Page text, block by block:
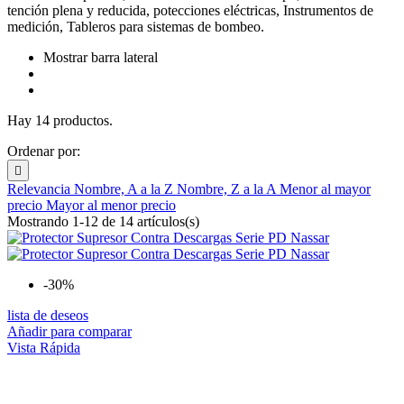
tención plena y reducida, potecciones eléctricas, Instrumentos de
medición, Tableros para sistemas de bombeo.
Mostrar barra lateral
Hay 14 productos.
Ordenar por:

Relevancia Nombre, A a la Z Nombre, Z a la AMenor al mayor
precio Mayor al menor precio
Mostrando 1-12 de 14 artículos(s)
-30%
lista de deseos
Añadir para comparar
Vista Rápida